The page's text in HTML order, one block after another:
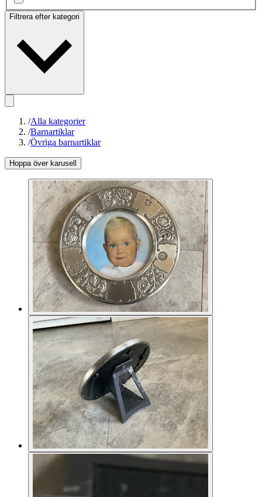
Filtrera efter kategori
/Alla kategorier
/Barnartiklar
/Övriga barnartiklar
Hoppa över karusell